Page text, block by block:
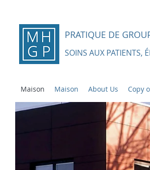
PRATIQUE DE
SOINS AUX PATIENTS,
Maison Maison About Us Copy